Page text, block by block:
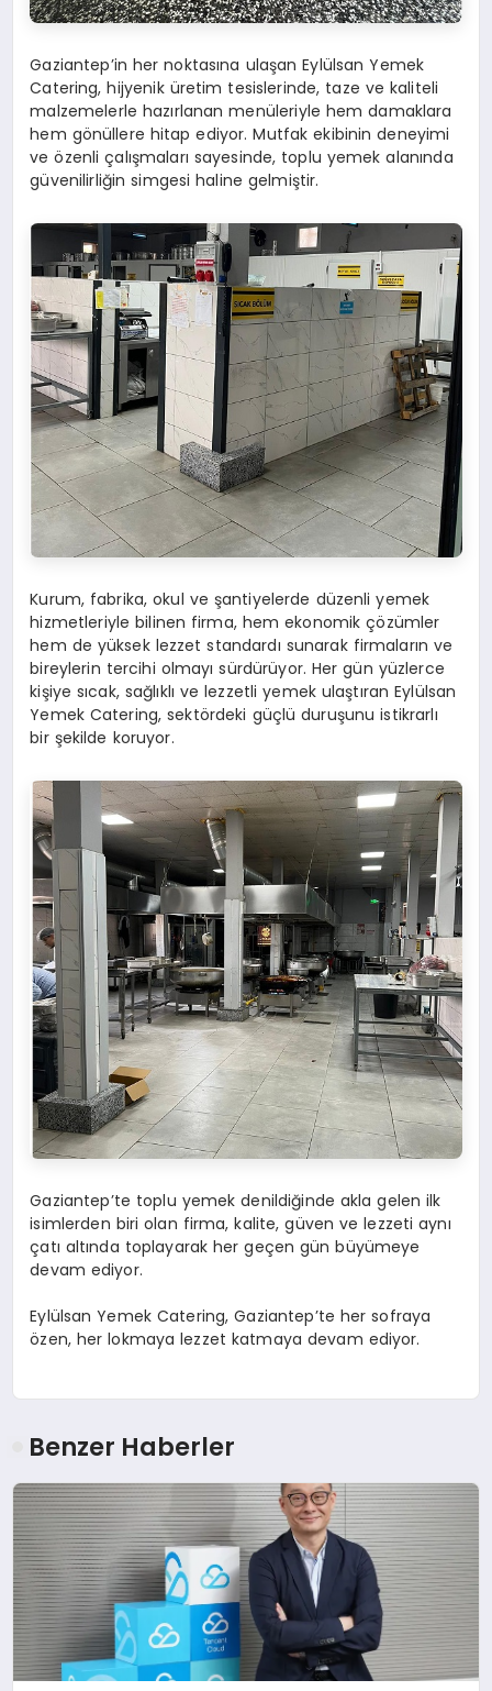
Gaziantep’in her noktasına ulaşan Eylülsan Yemek
Catering, hijyenik üretim tesislerinde, taze ve kaliteli
malzemelerle hazırlanan menüleriyle hem damaklara
hem gönüllere hitap ediyor. Mutfak ekibinin deneyimi
ve özenli çalışmaları sayesinde, toplu yemek alanında
güvenilirliğin simgesi haline gelmiştir.
Kurum, fabrika, okul ve şantiyelerde düzenli yemek
hizmetleriyle bilinen firma, hem ekonomik çözümler
hem de yüksek lezzet standardı sunarak firmaların ve
bireylerin tercihi olmayı sürdürüyor. Her gün yüzlerce
kişiye sıcak, sağlıklı ve lezzetli yemek ulaştıran Eylülsan
Yemek Catering, sektördeki güçlü duruşunu istikrarlı
bir şekilde koruyor.
Gaziantep’te toplu yemek denildiğinde akla gelen ilk
isimlerden biri olan firma, kalite, güven ve lezzeti aynı
çatı altında toplayarak her geçen gün büyümeye
devam ediyor.
Eylülsan Yemek Catering, Gaziantep’te her sofraya
özen, her lokmaya lezzet katmaya devam ediyor.
Benzer Haberler